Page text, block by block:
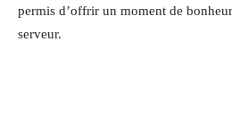
permis d’offrir un moment de
serveur.